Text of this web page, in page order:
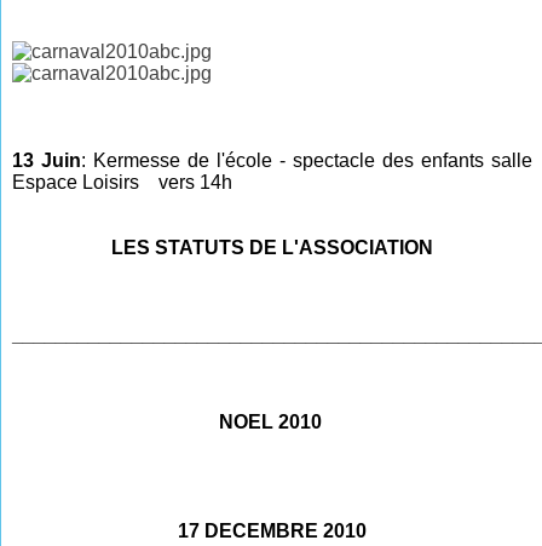
13 Juin: Kermesse de l'école - spectacle des enfants salle
Espace Loisirs vers 14h
LES STATUTS DE L'ASSOCIATION
NOEL 2010
17 DECEMBRE 2010